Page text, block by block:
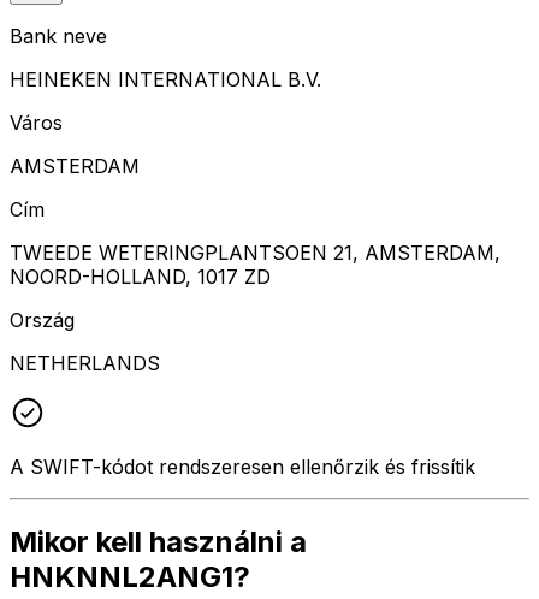
Bank neve
HEINEKEN INTERNATIONAL B.V.
Város
AMSTERDAM
Cím
TWEEDE WETERINGPLANTSOEN 21, AMSTERDAM,
NOORD-HOLLAND, 1017 ZD
Ország
NETHERLANDS
A SWIFT-kódot rendszeresen ellenőrzik és frissítik
Mikor kell használni a
HNKNNL2ANG1?